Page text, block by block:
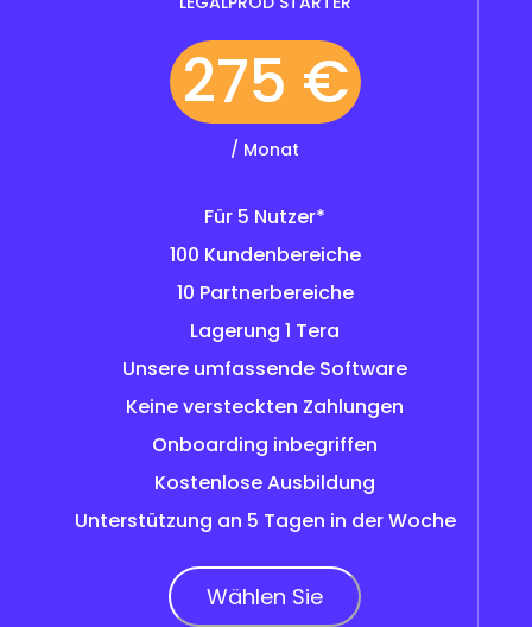
275 €
/ Monat
Für 5 Nutzer*
100 Kundenbereiche
10 Partnerbereiche
Lagerung 1 Tera
Unsere umfassende Software
Keine versteckten Zahlungen
Onboarding inbegriffen
Kostenlose Ausbildung
Unterstützung an 5 Tagen in der Woche
Wählen Sie